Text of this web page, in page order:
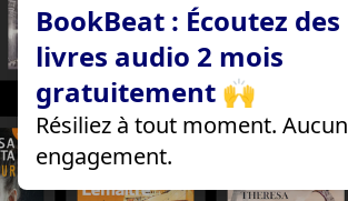
BookBeat : Écoutez des
livres audio 2 mois
gratuitement 🙌
Résiliez à tout moment. Aucun
engagement.